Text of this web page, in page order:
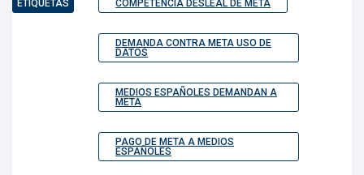
ETIQUETAS COMPETENCIA DESLEAL DE META
DEMANDA CONTRA META USO DE
DATOS
MEDIOS ESPAÑOLES DEMANDAN A
META
PAGO DE META A MEDIOS
ESPAÑOLES